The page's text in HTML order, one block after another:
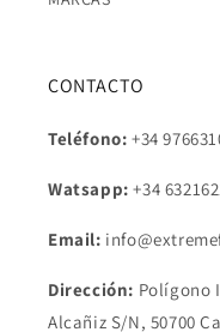
CONTACTO
Teléfono: +34
Watsapp:+34
Email:
Dirección: Polígono
Alcañiz S/N, 50700